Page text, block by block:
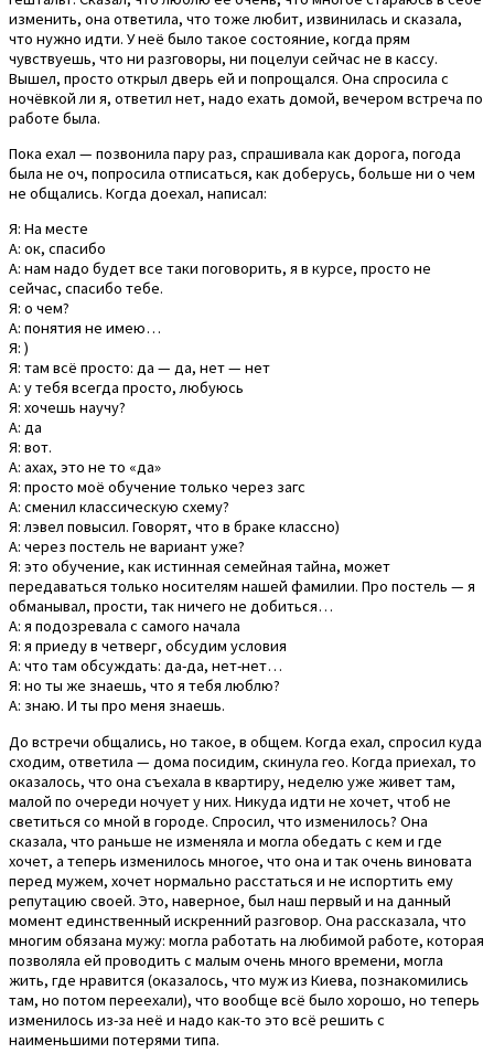
изменить, она ответила, что тоже любит, извинилась и сказала,
что нужно идти. У неё было такое состояние, когда прям
чувствуешь, что ни разговоры, ни поцелуи сейчас не в кассу.
Вышел, просто открыл дверь ей и попрощался. Она спросила с
ночёвкой ли я, ответил нет, надо ехать домой, вечером встреча по
работе была.
Пока ехал — позвонила пару раз, спрашивала как дорога, погода
была не оч, попросила отписаться, как доберусь, больше ни о чем
не общались. Когда доехал, написал:
Я: На месте
А: ок, спасибо
А: нам надо будет все таки поговорить, я в курсе, просто не
сейчас, спасибо тебе.
Я: о чем?
А: понятия не имею…
Я: )
Я: там всё просто: да — да, нет — нет
А: у тебя всегда просто, любуюсь
Я: хочешь научу?
А: да
Я: вот.
А: ахах, это не то «да»
Я: просто моё обучение только через загс
А: сменил классическую схему?
Я: лэвел повысил. Говорят, что в браке классно)
А: через постель не вариант уже?
Я: это обучение, как истинная семейная тайна, может
передаваться только носителям нашей фамилии. Про постель — я
обманывал, прости, так ничего не добиться…
А: я подозревала с самого начала
Я: я приеду в четверг, обсудим условия
А: что там обсуждать: да-да, нет-нет…
Я: но ты же знаешь, что я тебя люблю?
А: знаю. И ты про меня знаешь.
До встречи общались, но такое, в общем. Когда ехал, спросил куда
сходим, ответила — дома посидим, скинула гео. Когда приехал, то
оказалось, что она съехала в квартиру, неделю уже живет там,
малой по очереди ночует у них. Никуда идти не хочет, чтоб не
светиться со мной в городе. Спросил, что изменилось? Она
сказала, что раньше не изменяла и могла обедать с кем и где
хочет, а теперь изменилось многое, что она и так очень виновата
перед мужем, хочет нормально расстаться и не испортить ему
репутацию своей. Это, наверное, был наш первый и на данный
момент единственный искренний разговор. Она рассказала, что
многим обязана мужу: могла работать на любимой работе, которая
позволяла ей проводить с малым очень много времени, могла
жить, где нравится (оказалось, что муж из Киева, познакомились
там, но потом переехали), что вообще всё было хорошо, но теперь
изменилось из-за неё и надо как-то это всё решить с
наименьшими потерями типа.